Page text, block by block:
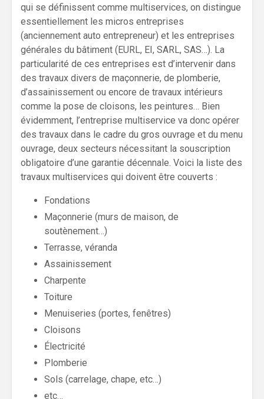
qui se définissent comme multiservices, on distingue
essentiellement les micros entreprises
(anciennement auto entrepreneur) et les entreprises
générales du bâtiment (EURL, EI, SARL, SAS…). La
particularité de ces entreprises est d’intervenir dans
des travaux divers de maçonnerie, de plomberie,
d’assainissement ou encore de travaux intérieurs
comme la pose de cloisons, les peintures… Bien
évidemment, l’entreprise multiservice va donc opérer
des travaux dans le cadre du gros ouvrage et du menu
ouvrage, deux secteurs nécessitant la souscription
obligatoire d’une garantie décennale. Voici la liste des
travaux multiservices qui doivent être couverts :
Fondations
Maçonnerie (murs de maison, de
soutènement…)
Terrasse, véranda
Assainissement
Charpente
Toiture
Menuiseries (portes, fenêtres)
Cloisons
Électricité
Plomberie
Sols (carrelage, chape, etc…)
etc…